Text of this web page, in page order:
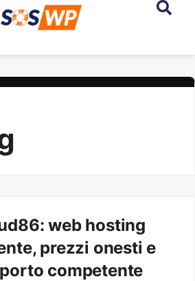
web hosting
prezzi onesti e
competente